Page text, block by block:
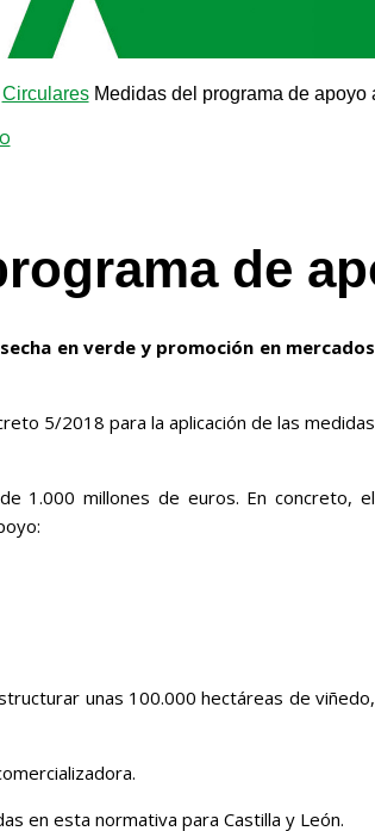
Circulares Medidas del programa de
de
en verde y promoción en mercados
5/2018 para la aplicación de las medidas
1.000 millones de euros. En concreto, el
unas 100.000 hectáreas de viñedo,
en esta normativa para Castilla y León.